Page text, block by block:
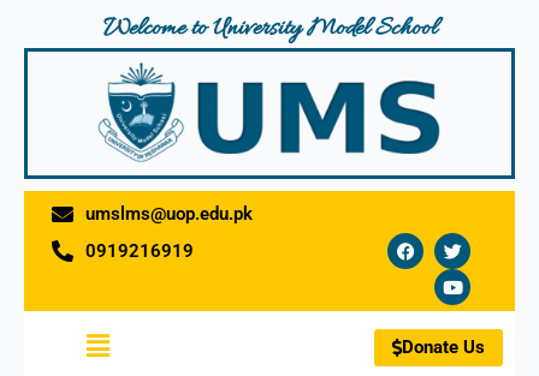
Welcome to University Model School
umslms@uop.edu.pk
0919216919
F
a
c
b
o
o
k
T
w
i
t
t
e
r
Y
o
u
t
u
b
e
Menu Donate Us